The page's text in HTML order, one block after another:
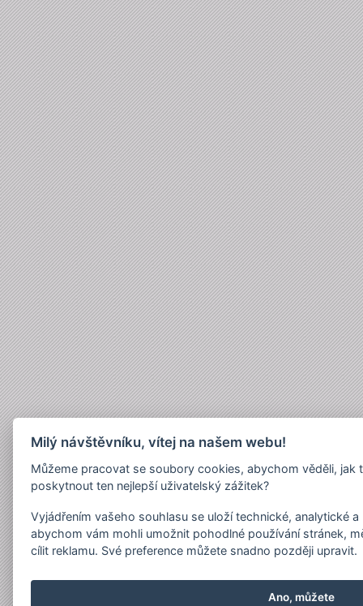
Milý návštěvníku, vítej na našem webu!
Můžeme pracovat se soubory cookies, abychom věděli, jak
poskytnout ten nejlepší uživatelský zážitek?
Vyjádřením vašeho souhlasu se uloží technické, analytické
abychom vám mohli umožnit pohodlné používání stránek,
cílit reklamu. Své preference můžete snadno později upravit.
Ano, můžete